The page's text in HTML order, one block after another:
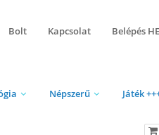
Bolt Kapcsolat Belépés
Népszerű Játék